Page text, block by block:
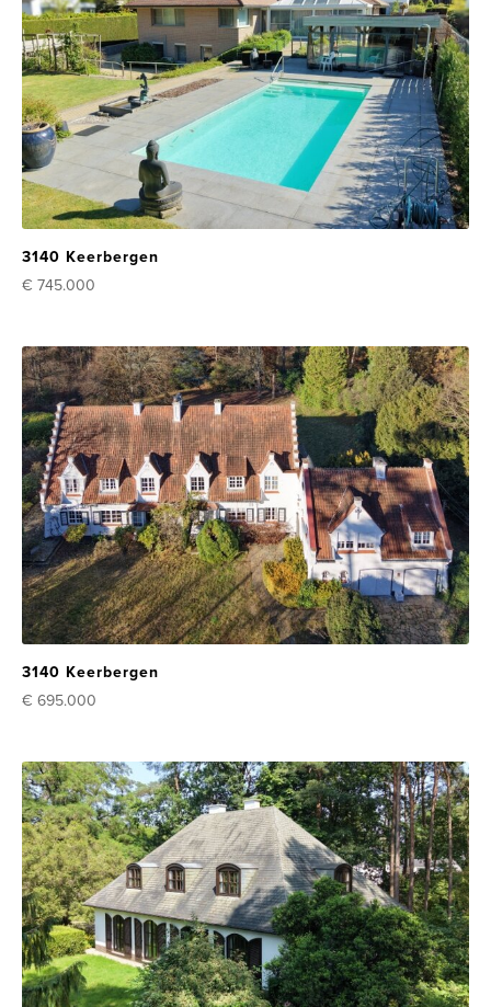
3140 Keerbergen
€ 745.000
3140 Keerbergen
€ 695.000